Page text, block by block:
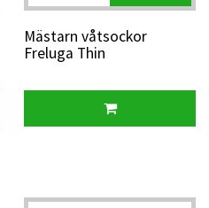
Mästarn våtsockor
Freluga Thin